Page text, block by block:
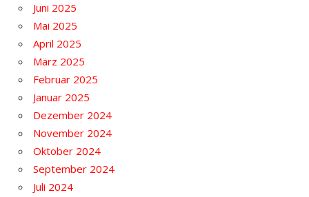
Juni 2025
Mai 2025
April 2025
März 2025
Februar 2025
Januar 2025
Dezember 2024
November 2024
Oktober 2024
September 2024
Juli 2024